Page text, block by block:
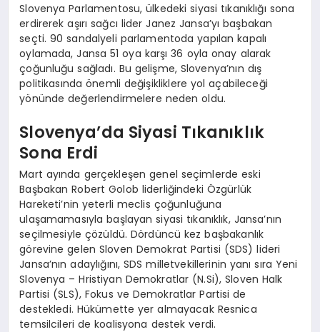
Slovenya Parlamentosu, ülkedeki siyasi tıkanıklığı sona
erdirerek aşırı sağcı lider Janez Jansa’yı başbakan
seçti. 90 sandalyeli parlamentoda yapılan kapalı
oylamada, Jansa 51 oya karşı 36 oyla onay alarak
çoğunluğu sağladı. Bu gelişme, Slovenya’nın dış
politikasında önemli değişikliklere yol açabileceği
yönünde değerlendirmelere neden oldu.
Slovenya’da Siyasi Tıkanıklık
Sona Erdi
Mart ayında gerçekleşen genel seçimlerde eski
Başbakan Robert Golob liderliğindeki Özgürlük
Hareketi’nin yeterli meclis çoğunluğuna
ulaşamamasıyla başlayan siyasi tıkanıklık, Jansa’nın
seçilmesiyle çözüldü. Dördüncü kez başbakanlık
görevine gelen Sloven Demokrat Partisi (SDS) lideri
Jansa’nın adaylığını, SDS milletvekillerinin yanı sıra Yeni
Slovenya – Hristiyan Demokratlar (N.Si), Sloven Halk
Partisi (SLS), Fokus ve Demokratlar Partisi de
destekledi. Hükümette yer almayacak Resnica
temsilcileri de koalisyona destek verdi.